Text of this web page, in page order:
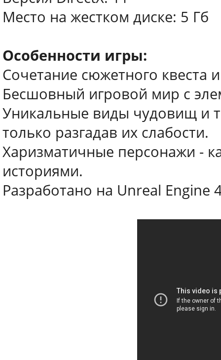
Место на жестком диске: 5 Гб
Особенности игры:
Сочетание сюжетного квеста
Бесшовный игровой мир с
Уникальные виды чудовищ и
только разгадав их слабости.
Харизматичные персонажи -
историями.
Разработано на Unreal